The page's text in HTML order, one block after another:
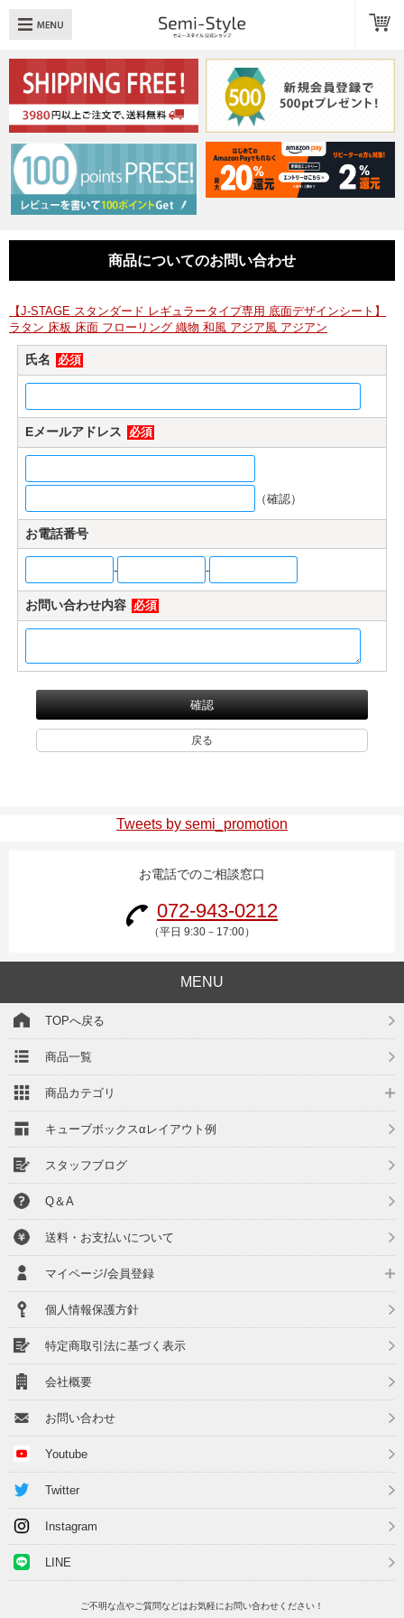
：透明扉 引き出し LED
へ戻る
品一覧
品カテゴリ
タッフブログ
A
料・お支払いについて
イページ/会員登録
人情報保護方針
定商取引法に基づく表記
社概要
い合わせ
商品についてのお問い合わせ
【J-STAGE スタンダード レギュラータイプ専用 底面デザインシート】
ラタン 床板 床面 フローリング 織物 和風 アジア風 アジアン
氏名 必須
Eメールアドレス 必須
（確認）
お電話番号
- -
お問い合わせ内容 必須
Tweets by semi_promotion
お電話でのご相談窓口
072-943-0212
（平日 9:30－17:00）
MENU
TOPへ戻る
商品一覧
商品カテゴリ
キューブボックスαレイアウト例
スタッフブログ
Q＆A
送料・お支払いについて
マイページ/会員登録
個人情報保護方針
特定商取引法に基づく表示
会社概要
お問い合わせ
Youtube
Twitter
Instagram
LINE
ご不明な点やご質問などはお気軽にお問い合わせください！